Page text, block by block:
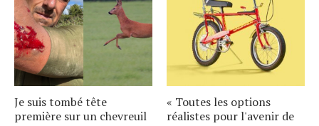
Je suis tombé tête
première sur un chevreuil
« Toutes les options
réalistes pour l'avenir de